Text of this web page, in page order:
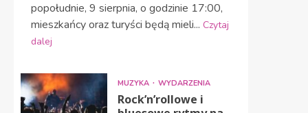
popołudnie, 9 sierpnia, o godzinie 17:00,
mieszkańcy oraz turyści będą mieli... Czytaj
dalej
MUZYKA WYDARZENIA
Rock’n’rollowe i